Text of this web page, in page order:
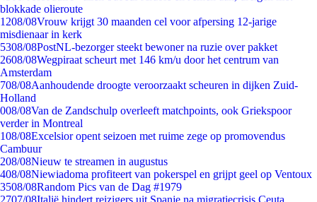
blokkade olieroute
1208/08Vrouw krijgt 30 maanden cel voor afpersing 12-jarige
misdienaar in kerk
5308/08PostNL-bezorger steekt bewoner na ruzie over pakket
2608/08Wegpiraat scheurt met 146 km/u door het centrum van
Amsterdam
708/08Aanhoudende droogte veroorzaakt scheuren in dijken Zuid-
Holland
008/08Van de Zandschulp overleeft matchpoints, ook Griekspoor
verder in Montreal
108/08Excelsior opent seizoen met ruime zege op promovendus
Cambuur
208/08Nieuw te streamen in augustus
408/08Niewiadoma profiteert van pokerspel en grijpt geel op Ventoux
3508/08Random Pics van de Dag #1979
2707/08Italië hindert reizigers uit Spanje na migratiecrisis Ceuta